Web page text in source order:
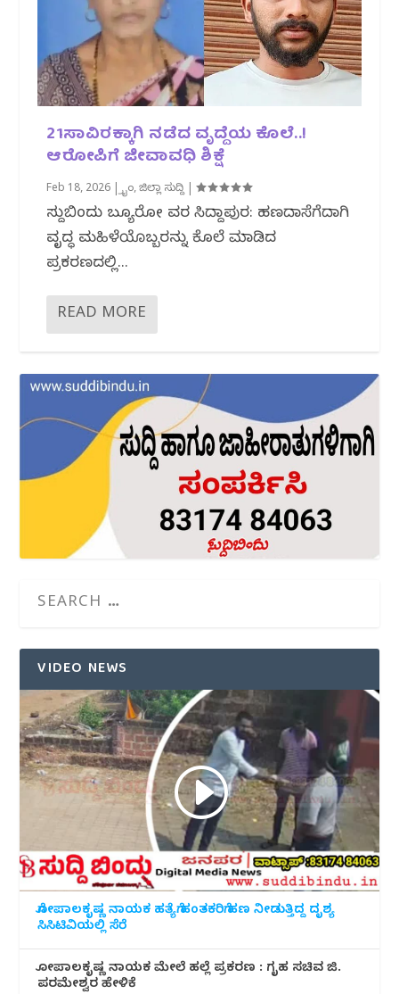
21ಸಾವಿರಕ್ಕಾಗಿ ನಡೆದ ವೃದ್ದೆಯ ಕೊಲೆ..!
ಆರೋಪಿಗೆ ಜೀವಾವಧಿ ಶಿಕ್ಷೆ
Feb 18, 2026 |ಕ್ರೈಂ,ಜಿಲ್ಲಾ ಸುದ್ದಿ|
ಸುದ್ದಿಬಿಂದು ಬ್ಯೂರೋ ವರದಿ ಸಿದ್ದಾಪುರ: ಹಣದಾಸೆಗೆದಾಗಿ
ವೃದ್ಧ ಮಹಿಳೆಯೊಬ್ಬರನ್ನು ಕೊಲೆ ಮಾಡಿದ
ಪ್ರಕರಣದಲ್ಲಿ...
READ MORE
VIDEO NEWS
ಗೋಪಾಲಕೃಷ್ಣ ನಾಯಕ ಹತ್ಯೆಗೆ ಹಂತಕರಿಗೆ ಹಣ ನೀಡುತ್ತಿದ್ದ ದೃಶ್ಯ
ಸಿಸಿಟಿವಿಯಲ್ಲಿ ಸೆರೆ
ಗೋಪಾಲಕೃಷ್ಣ ನಾಯಕ ಮೇಲೆ ಹಲ್ಲೆ ಪ್ರಕರಣ : ಗೃಹ ಸಚಿವ ಜಿ.
ಪರಮೇಶ್ವರ ಹೇಳಿಕೆ